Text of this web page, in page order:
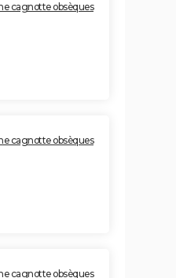
cagnotte obsèques
cagnotte obsèques
cagnotte obsèques